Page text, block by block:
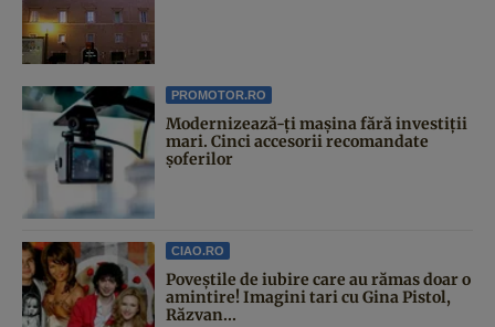
PROMOTOR.RO
Modernizează-ți mașina fără investiții
mari. Cinci accesorii recomandate
șoferilor
CIAO.RO
Poveştile de iubire care au rămas doar o
amintire! Imagini tari cu Gina Pistol,
Răzvan...